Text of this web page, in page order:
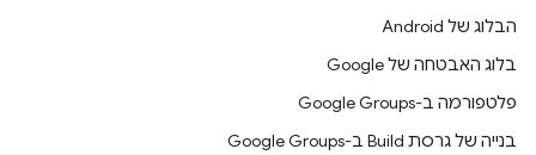
הבלוג של Android
בלוג האבטחה של Google
פלטפורמה ב-Google Groups
בנייה של גרסת Build ב-Google Groups